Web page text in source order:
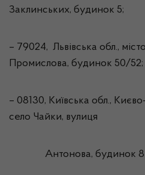
Заклинських, будинок 5;
– 79024, Львівська обл.,
Промислова, будинок 50/52;
– 08130, Київська обл.,
село Чайки, вулиця
Антонова, будинок